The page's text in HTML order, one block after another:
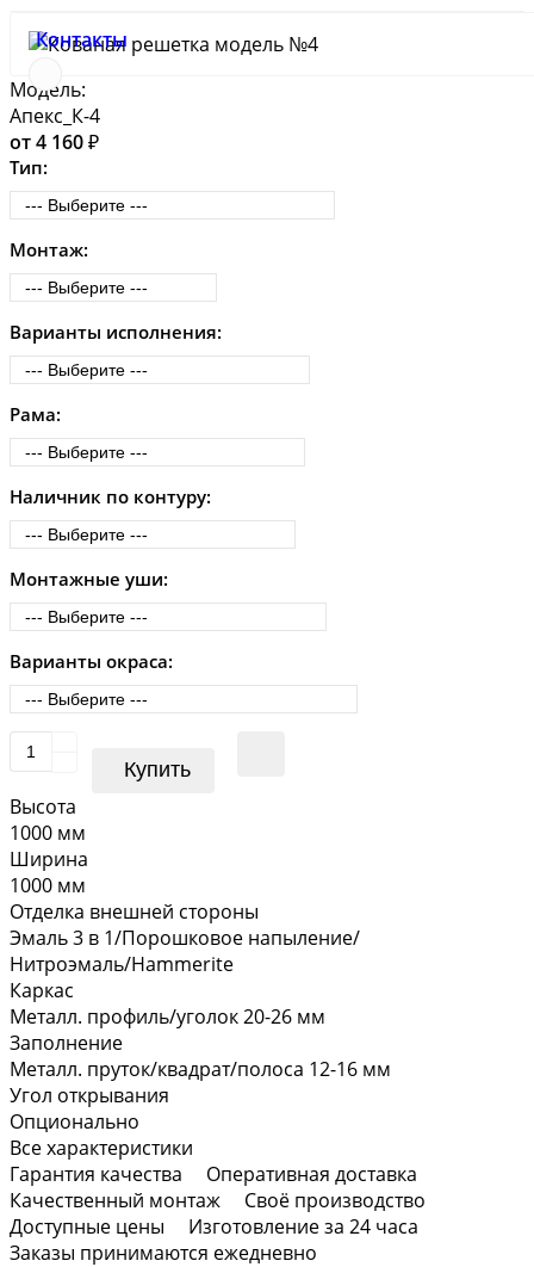
Контакты
Модель:
Апекс_К-4
от 4 160 ₽
Тип:
Монтаж:
Варианты исполнения:
Рама:
Наличник по контуру:
Монтажные уши:
Варианты окраса:
Купить
Высота
1000 мм
Ширина
1000 мм
Отделка внешней стороны
Эмаль 3 в 1/Порошковое напыление/
Нитроэмаль/Hammerite
Каркас
Металл. профиль/уголок 20-26 мм
Заполнение
Металл. пруток/квадрат/полоса 12-16 мм
Угол открывания
Опционально
Все характеристики
Гарантия качества
Оперативная доставка
Качественный монтаж
Своё производство
Доступные цены
Изготовление за 24 часа
Заказы принимаются ежедневно